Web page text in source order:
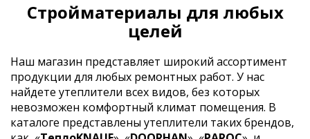
Стройматериалы для любых
целей
Наш магазин представляет широкий ассортимент
продукции для любых ремонтных работ. У нас
найдете утеплители всех видов, без которых
невозможен комфортный климат помещения. В
каталоге представлены утеплители таких брендов,